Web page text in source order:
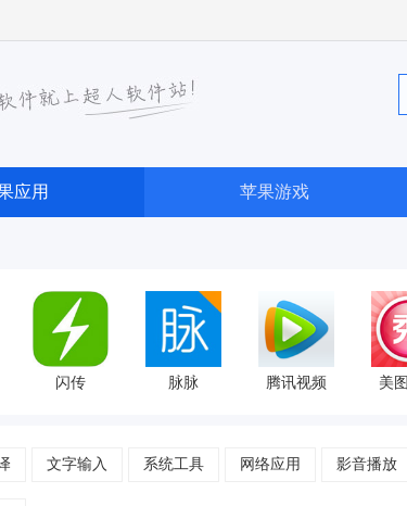
应用 苹果游戏
闪传 脉脉 腾讯视频 美
文字输入 系统工具 网络应用 影音播放